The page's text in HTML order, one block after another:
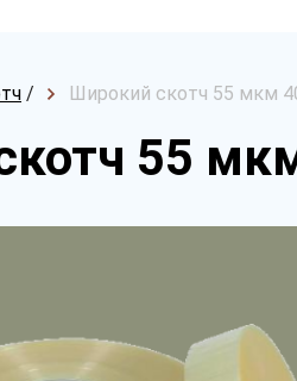
/ Широкий скотч 55 мкм
55